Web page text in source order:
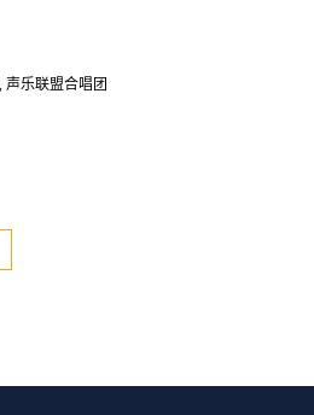
声乐联盟合唱团